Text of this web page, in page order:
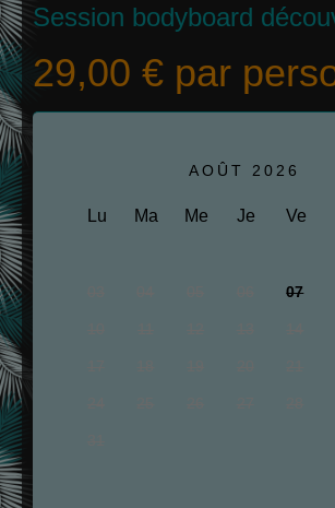
Session bodyboard
29,00 € par
AOÛT 2026
Lu Ma Me Je Ve
07